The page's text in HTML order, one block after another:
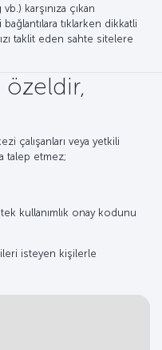
karşınıza çıkan
tıklarken dikkatli
taklit eden sahte sitelere
özeldir,
çalışanları veya yetkili
talep etmez;
kullanımlık onay kodunu
isteyen kişilerle